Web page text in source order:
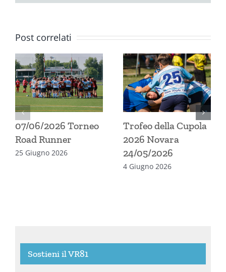
Post correlati
07/06/2026 Torneo
Road Runner
25 Giugno 2026
Trofeo della Cupola
2026 Novara
24/05/2026
4 Giugno 2026
Sostieni il VR81